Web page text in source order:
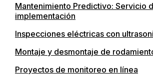
Mantenimiento Predictivo: Servicio
implementación
Inspecciones eléctricas con
Montaje y desmontaje de
Proyectos de monitoreo en línea